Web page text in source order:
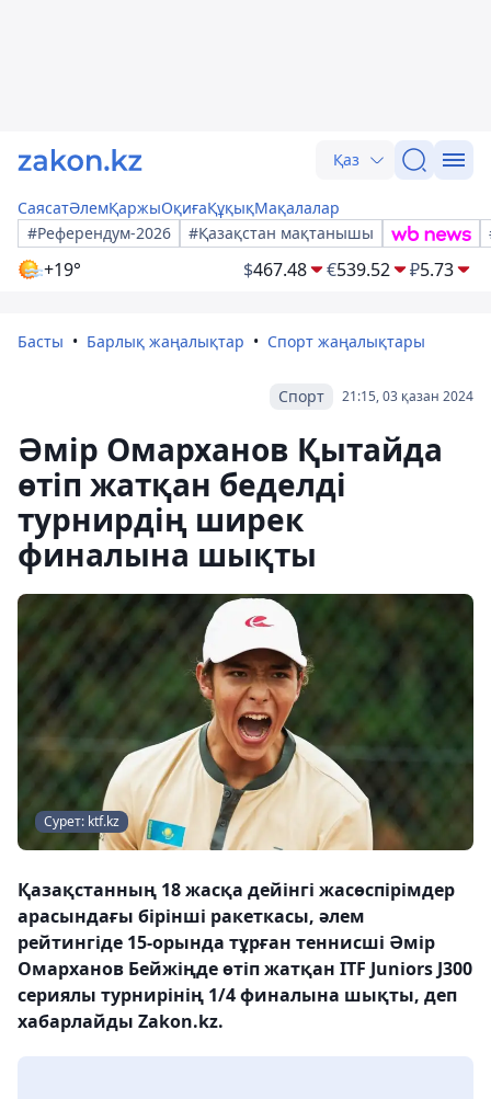
Қаз
СаясатӘлемҚаржыОқиғаҚұқықМақалалар
#Референдум-2026
#Қазақстан мақтанышы
+19° $467.48 €539.52 ₽5.73
Басты Барлық жаңалықтар Спорт жаңалықтары
21:15, 03 қазан 2024
Спорт
Әмір Омарханов Қытайда
өтіп жатқан беделді
турнирдің ширек
финалына шықты
Сурет: ktf.kz
Қазақстанның 18 жасқа дейінгі жасөспірімдер
арасындағы бірінші ракеткасы, әлем
рейтингіде 15-орында тұрған теннисші Әмір
Омарханов Бейжіңде өтіп жатқан ITF Juniors J300
сериялы турнирінің 1/4 финалына шықты, деп
хабарлайды Zakon.kz.